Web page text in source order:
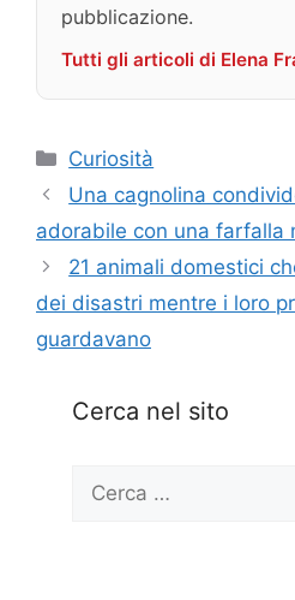
pubblicazione.
Tutti gli articoli di Elena
Categorie
Curiosità
Una cagnolina
adorabile con una farfalla
21 animali domestici
dei disastri mentre i loro
guardavano
Cerca nel sito
per: